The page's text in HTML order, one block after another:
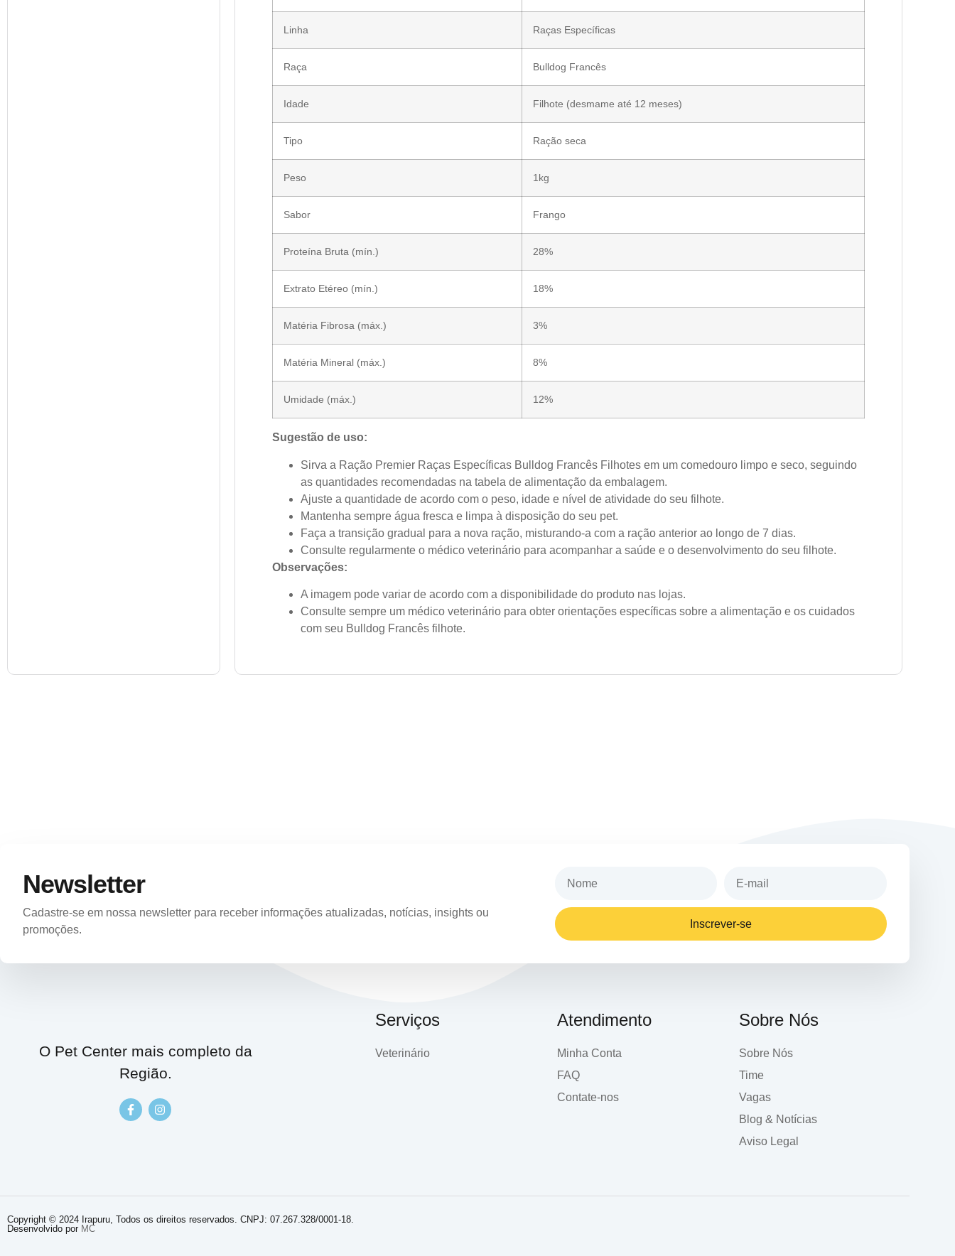
Linha Raças Específicas
Raça Bulldog Francês
Idade Filhote (desmame até 12 meses)
Tipo Ração seca
Peso 1kg
Sabor Frango
Proteína Bruta (mín.) 28%
Extrato Etéreo (mín.) 18%
Matéria Fibrosa (máx.) 3%
Matéria Mineral (máx.) 8%
Umidade (máx.) 12%
Sugestão de uso:
Sirva a Ração Premier Raças Específicas Bulldog Francês Filhotes em um comedouro limpo e seco, seguindo
as quantidades recomendadas na tabela de alimentação da embalagem.
Ajuste a quantidade de acordo com o peso, idade e nível de atividade do seu filhote.
Mantenha sempre água fresca e limpa à disposição do seu pet.
Faça a transição gradual para a nova ração, misturando-a com a ração anterior ao longo de 7 dias.
Consulte regularmente o médico veterinário para acompanhar a saúde e o desenvolvimento do seu filhote.
Observações:
A imagem pode variar de acordo com a disponibilidade do produto nas lojas.
Consulte sempre um médico veterinário para obter orientações específicas sobre a alimentação e os cuidados
com seu Bulldog Francês filhote.
Newsletter
Cadastre-se em nossa newsletter para receber informações atualizadas, notícias, insights ou
promoções.
Inscrever-se
O Pet Center mais completo da
Região.
Serviços
Veterinário
Atendimento
Minha Conta
FAQ
Contate-nos
Sobre Nós
Sobre Nós
Time
Vagas
Blog & Notícias
Aviso Legal
Copyright © 2024 Irapuru, Todos os direitos reservados. CNPJ: 07.267.328/0001-18.
Desenvolvido por MC